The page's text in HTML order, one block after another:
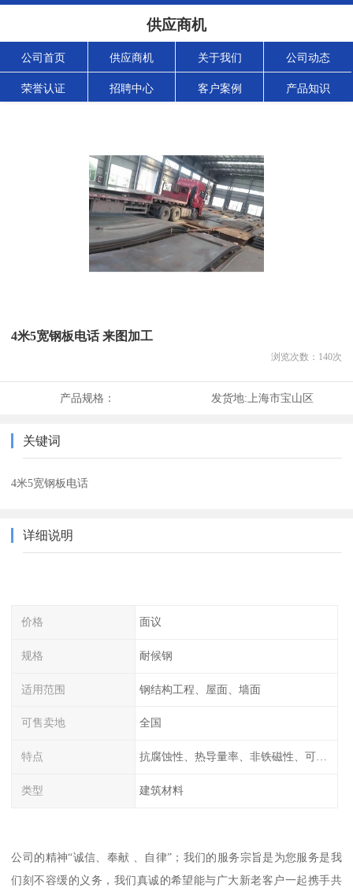
供应商机
公司首页 供应商机 关于我们 公司动态
荣誉认证 招聘中心 客户案例 产品知识
4米5宽钢板电话 来图加工
浏览次数： 140次
产品规格： 发货地: 上海市宝山区
关键词
4米5宽钢板电话
详细说明
价格 面议
规格 耐候钢
适用范围 钢结构工程、屋面、墙面
可售卖地 全国
特点 抗腐蚀性、热导量率、非铁磁性、可加工性、可成形性、回收性
类型 建筑材料
公司的精神“诚信、奉献 、自律”；我们的服务宗旨是为您服务是我
们刻不容缓的义务，我们真诚的希望能与广大新老客户一起携手共